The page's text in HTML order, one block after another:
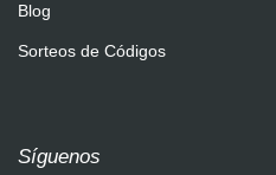
Blog
Sorteos de Códigos
Síguenos